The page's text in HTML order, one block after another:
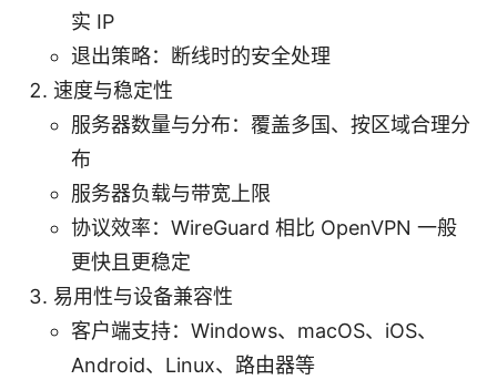
实 IP
退出策略：断线时的安全处理
速度与稳定性
服务器数量与分布：覆盖多国、按区域合理分
布
服务器负载与带宽上限
协议效率：WireGuard 相比 OpenVPN 一般
更快且更稳定
易用性与设备兼容性
客户端支持：Windows、macOS、iOS、
Android、Linux、路由器等